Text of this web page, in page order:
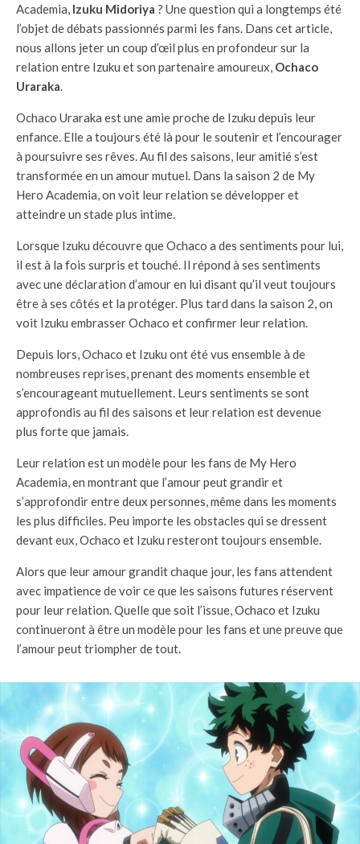
Academia, Izuku Midoriya ? Une question qui a longtemps été
l’objet de débats passionnés parmi les fans. Dans cet article,
nous allons jeter un coup d’œil plus en profondeur sur la
relation entre Izuku et son partenaire amoureux, Ochaco
Uraraka.
Ochaco Uraraka est une amie proche de Izuku depuis leur
enfance. Elle a toujours été là pour le soutenir et l’encourager
à poursuivre ses rêves. Au fil des saisons, leur amitié s’est
transformée en un amour mutuel. Dans la saison 2 de My
Hero Academia, on voit leur relation se développer et
atteindre un stade plus intime.
Lorsque Izuku découvre que Ochaco a des sentiments pour lui,
il est à la fois surpris et touché. Il répond à ses sentiments
avec une déclaration d’amour en lui disant qu’il veut toujours
être à ses côtés et la protéger. Plus tard dans la saison 2, on
voit Izuku embrasser Ochaco et confirmer leur relation.
Depuis lors, Ochaco et Izuku ont été vus ensemble à de
nombreuses reprises, prenant des moments ensemble et
s’encourageant mutuellement. Leurs sentiments se sont
approfondis au fil des saisons et leur relation est devenue
plus forte que jamais.
Leur relation est un modèle pour les fans de My Hero
Academia, en montrant que l’amour peut grandir et
s’approfondir entre deux personnes, même dans les moments
les plus difficiles. Peu importe les obstacles qui se dressent
devant eux, Ochaco et Izuku resteront toujours ensemble.
Alors que leur amour grandit chaque jour, les fans attendent
avec impatience de voir ce que les saisons futures réservent
pour leur relation. Quelle que soit l’issue, Ochaco et Izuku
continueront à être un modèle pour les fans et une preuve que
l’amour peut triompher de tout.